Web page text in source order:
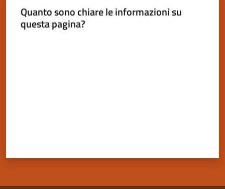
Quanto sono chiare le informazioni su
questa pagina?